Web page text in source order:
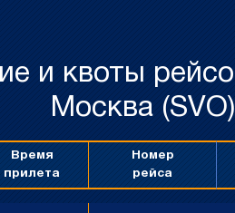
и квоты
Москва
Время
прилета
Номер
рейса